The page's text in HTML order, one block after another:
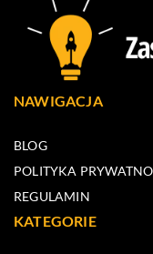
NAWIGACJA
BLOG
POLITYKA
REGULAMIN
KATEGORIE